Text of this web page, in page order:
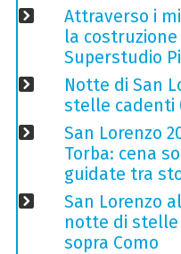
Attraverso i
la
Superstudio
Notte di San
stelle cadenti
San Lorenzo
Torba: cena
guidate tra
San Lorenzo
notte di
sopra Como